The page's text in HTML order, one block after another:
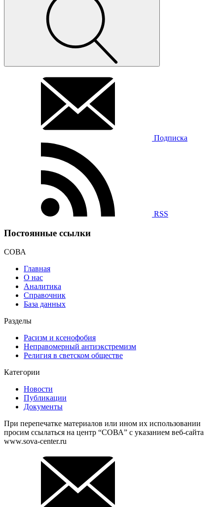
Подписка
RSS
Постоянные ссылки
СОВА
Главная
О нас
Аналитика
Справочник
База данных
Разделы
Расизм и ксенофобия
Неправомерный антиэкстремизм
Религия в светском обществе
Категории
Новости
Публикации
Документы
При перепечатке материалов или ином их использовании
просим ссылаться на центр “СОВА” с указанием веб-сайта
www.sova-center.ru